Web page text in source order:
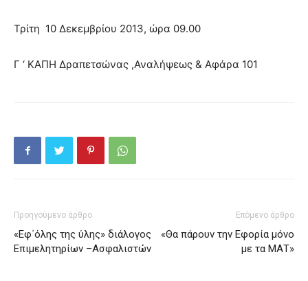
Τρίτη 10 Δεκεμβρίου 2013, ώρα 09.00
Γ ‘ ΚΑΠΗ Δραπετσώνας ,Αναλήψεως & Αφάρα 101
Προηγούμενο άρθρο
«Εφ΄όλης της ύλης» διάλογος
Επιμελητηρίων –Ασφαλιστών
Επόμενο άρθρο
«Θα πάρουν την Εφορία μόνο
με τα ΜΑΤ»